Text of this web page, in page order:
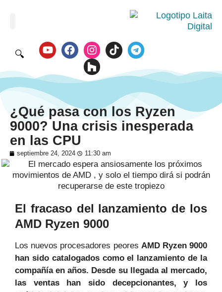
🔍
¿Qué pasa con los Ryzen
9000? Una crisis inesperada
en las CPU
septiembre 24, 2024 11:30 am
El fracaso del lanzamiento de los
AMD Ryzen 9000
Los nuevos procesadores peores AMD Ryzen 9000
han sido catalogados como el lanzamiento de la
compañía en años. Desde su llegada al mercado,
las ventas han sido decepcionantes, y los